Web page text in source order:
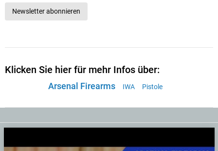
Newsletter abonnieren
Klicken Sie hier für mehr Infos über:
Arsenal Firearms IWA Pistole